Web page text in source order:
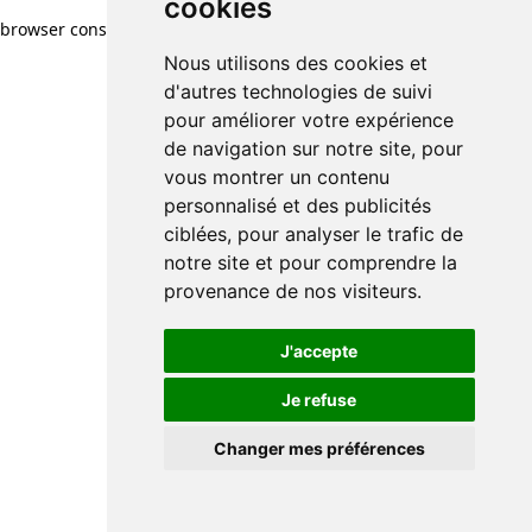
cookies
Nous utilisons des cookies et
d'autres technologies de suivi
pour améliorer votre expérience
de navigation sur notre site, pour
vous montrer un contenu
personnalisé et des publicités
ciblées, pour analyser le trafic de
notre site et pour comprendre la
provenance de nos visiteurs.
J'accepte
Je refuse
Changer mes préférences
browser console for more information)